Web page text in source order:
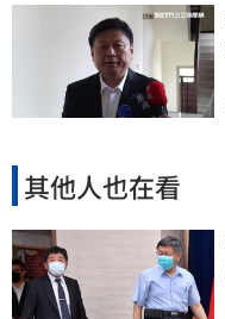
其他人也在看